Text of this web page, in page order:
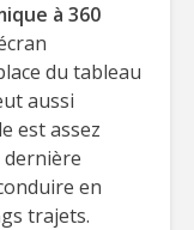
à 360
du tableau
aussi
est assez
dernière
en
trajets.